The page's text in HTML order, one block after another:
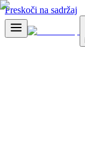
Preskoči na sadržaj